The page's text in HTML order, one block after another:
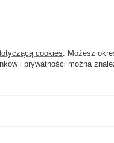
cookies . Możesz
i prywatności można